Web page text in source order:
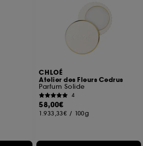
CHLOÉ
Atelier des Fleurs Cedrus
Parfum Solide
4
58,00€
1.933,33€ / 100g